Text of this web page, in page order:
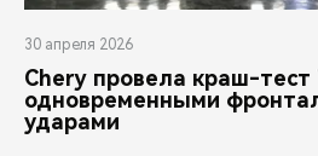
30 апреля 2026
Chery провела краш-тест
одновременными
ударами